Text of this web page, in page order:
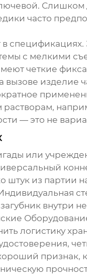
часто
с мелкими
четкие
изделие
— это не
или
штук из партии
логистику
признак,